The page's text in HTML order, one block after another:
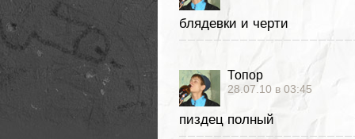
блядевки и черти
Топор
28.07.10 в 03:45
пиздец полный